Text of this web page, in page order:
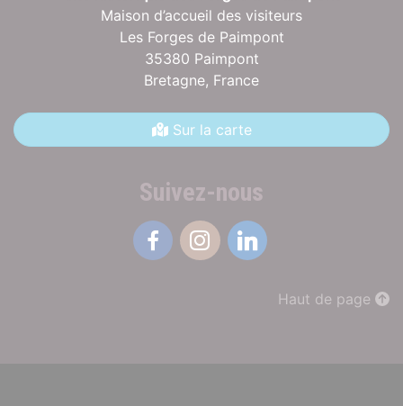
Maison d’accueil des visiteurs
Les Forges de Paimpont
35380 Paimpont
Bretagne, France
Sur la carte
Suivez-nous
Haut de page